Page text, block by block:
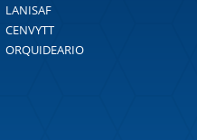
LANISAF
CENVYTT
ORQUIDEARIO